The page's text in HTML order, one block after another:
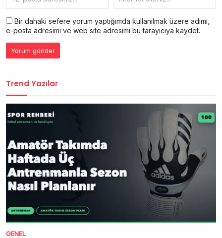
Bir dahaki sefere yorum yaptığımda kullanılmak üzere adımı,
e-posta adresimi ve web site adresimi bu tarayıcıya kaydet.
Trend Yazılar
GENEL